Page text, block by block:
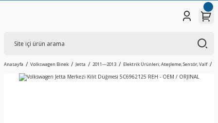
Anasayfa Volkswagen Binek Jetta 2011---2013 Elektrik Ürünleri; Ateşleme, Sensör, Valf